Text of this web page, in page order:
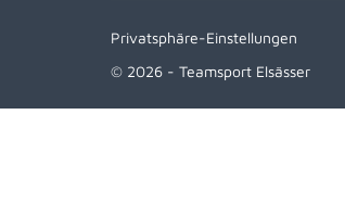
Privatsphäre-Einstellungen
© 2026 - Teamsport Elsässer